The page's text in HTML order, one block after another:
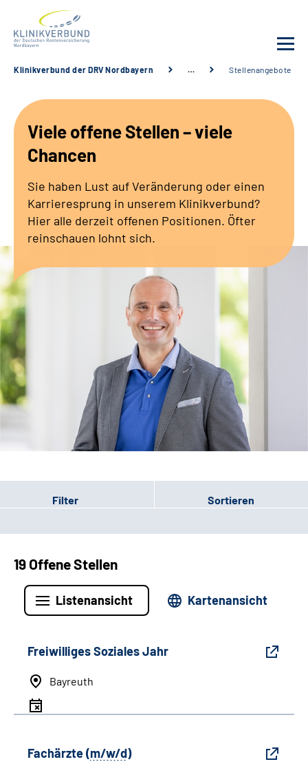
Behandlungsangebot
Karriere
Erweiterte Suche
Klinikverbund der DRV Nordbayern … Stellenangebote
Viele offene Stellen – viele
Chancen
Sie haben Lust auf Veränderung oder einen
Karrieresprung in unserem Klinikverbund?
Hier alle derzeit offenen Positionen. Öfter
reinschauen lohnt sich.
Filter Sortieren
19 Offene Stellen
Listenansicht Kartenansicht
Freiwilliges Soziales Jahr
Bayreuth
Fachärzte (m/w/d)